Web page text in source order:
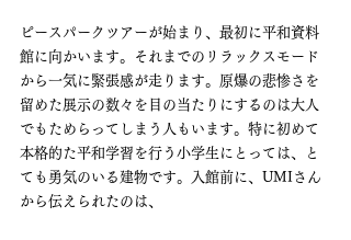
ピースパークツアーが始まり、最初に平和資料
館に向かいます。それまでのリラックスモード
から一気に緊張感が走ります。原爆の悲惨さを
留めた展示の数々を目の当たりにするのは大人
でもためらってしまう人もいます。特に初めて
本格的た平和学習を行う小学生にとっては、と
ても勇気のいる建物です。入館前に、UMIさん
から伝えられたのは、